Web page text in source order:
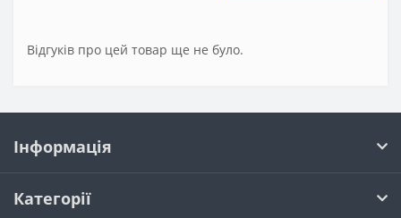
Відгуків про цей товар ще не було.
Інформація
Категорії